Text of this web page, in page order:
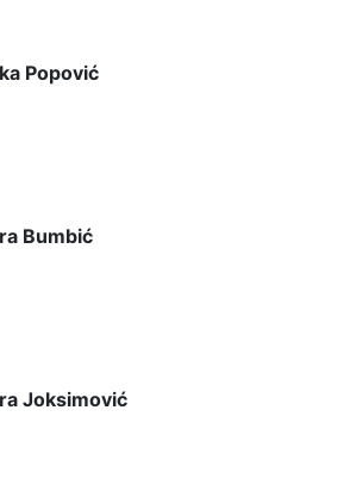
Popović
Bumbić
Joksimović